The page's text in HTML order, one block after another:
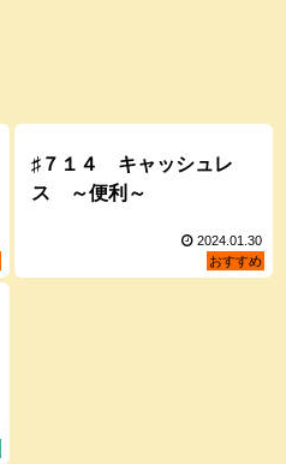
♯７１４ キャッシュレ
ス ～便利～
2024.01.30
おすすめ